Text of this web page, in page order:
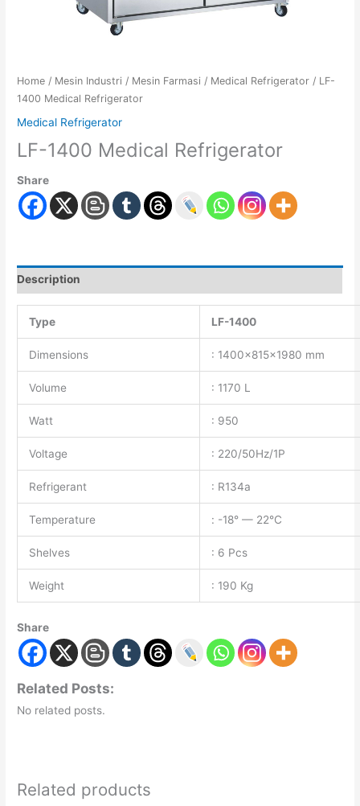
Home / Mesin Industri / Mesin Farmasi / Medical Refrigerator / LF-
1400 Medical Refrigerator
Medical Refrigerator
LF-1400 Medical Refrigerator
Share
Description
Type LF-1400
Dimensions : 1400x815x1980 mm
Volume : 1170 L
Watt : 950
Voltage : 220/50Hz/1P
Refrigerant : R134a
Temperature : -18° — 22°C
Shelves : 6 Pcs
Weight : 190 Kg
Share
Related Posts:
No related posts.
Related products